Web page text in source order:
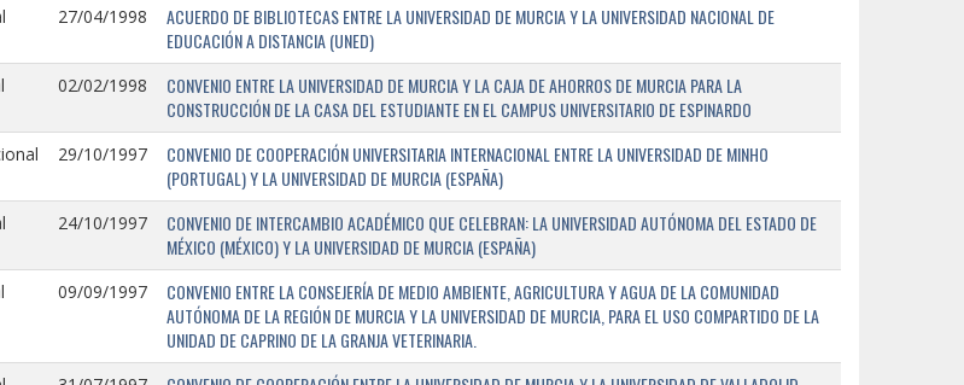
27/04/1998
ACUERDO DE BIBLIOTECAS ENTRE LA UNIVERSIDAD DE MURCIA Y LA UNIVERSIDAD NACIONAL DE
EDUCACIÓN A DISTANCIA (UNED)
02/02/1998
CONVENIO ENTRE LA UNIVERSIDAD DE MURCIA Y LA CAJA DE AHORROS DE MURCIA PARA LA
CONSTRUCCIÓN DE LA CASA DEL ESTUDIANTE EN EL CAMPUS UNIVERSITARIO DE ESPINARDO
29/10/1997
CONVENIO DE COOPERACIÓN UNIVERSITARIA INTERNACIONAL ENTRE LA UNIVERSIDAD DE MINHO
(PORTUGAL) Y LA UNIVERSIDAD DE MURCIA (ESPAÑA)
24/10/1997
CONVENIO DE INTERCAMBIO ACADÉMICO QUE CELEBRAN: LA UNIVERSIDAD AUTÓNOMA DEL ESTADO DE
MÉXICO (MÉXICO) Y LA UNIVERSIDAD DE MURCIA (ESPAÑA)
09/09/1997
CONVENIO ENTRE LA CONSEJERÍA DE MEDIO AMBIENTE, AGRICULTURA Y AGUA DE LA COMUNIDAD
AUTÓNOMA DE LA REGIÓN DE MURCIA Y LA UNIVERSIDAD DE MURCIA, PARA EL USO COMPARTIDO DE LA
UNIDAD DE CAPRINO DE LA GRANJA VETERINARIA.